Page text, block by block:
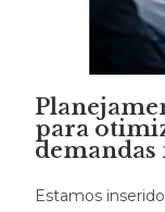
para
demandas
Estamos